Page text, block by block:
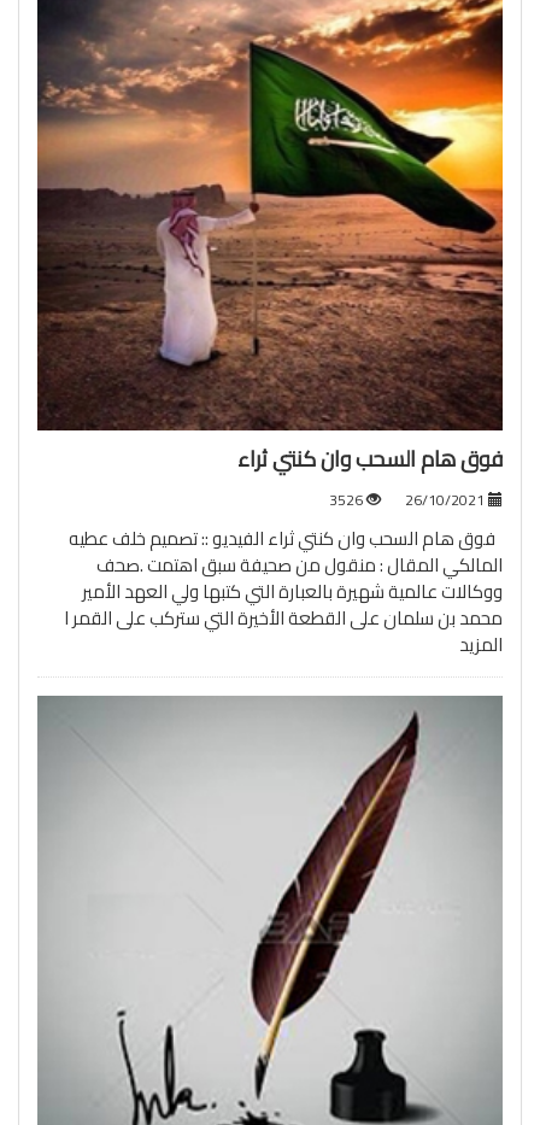
فوق هام السحب وان كنتي ثراء
3526
فوق هام السحب وان كنتي ثراء الفيديو :: تصميم خلف عطيه
المالكي المقال : منقول من صحيفة سبق اهتمت .صحف
ووكالات عالمية شهيرة بالعبارة التي كتبها ولي العهد الأمير
محمد بن سلمان على القطعة الأخيرة التي ستركب على القمر ا
المزيد